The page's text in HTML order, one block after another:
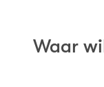
Waar